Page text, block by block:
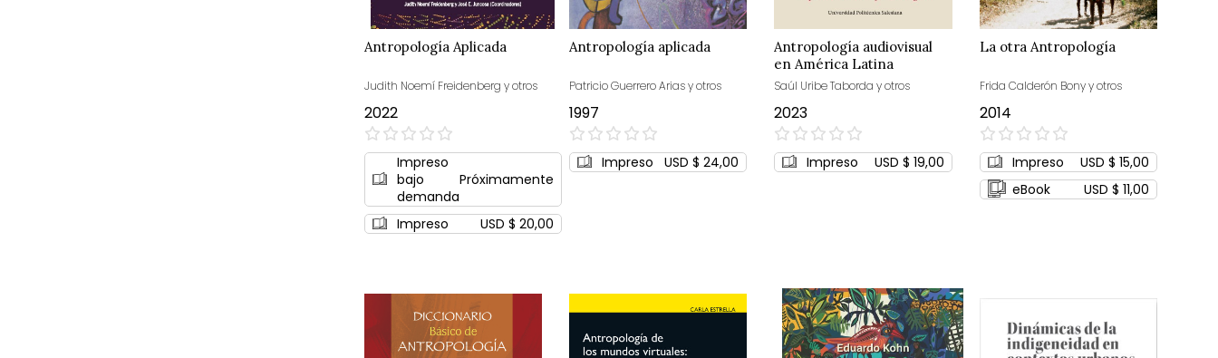
Antropología Aplicada
Judith Noemí Freidenberg y otros
2022
0%
Impreso
bajo
demanda
Próximamente
Impreso USD $ 20,00
Antropología aplicada
Patricio Guerrero Arias y otros
1997
0%
Impreso USD $ 24,00
Antropología audiovisual
en América Latina
Saúl Uribe Taborda y otros
2023
0%
Impreso USD $ 19,00
La otra Antropología
Frida Calderón Bony y otros
2014
0%
Impreso
USD $ 15,00
eBook
USD $ 11,00